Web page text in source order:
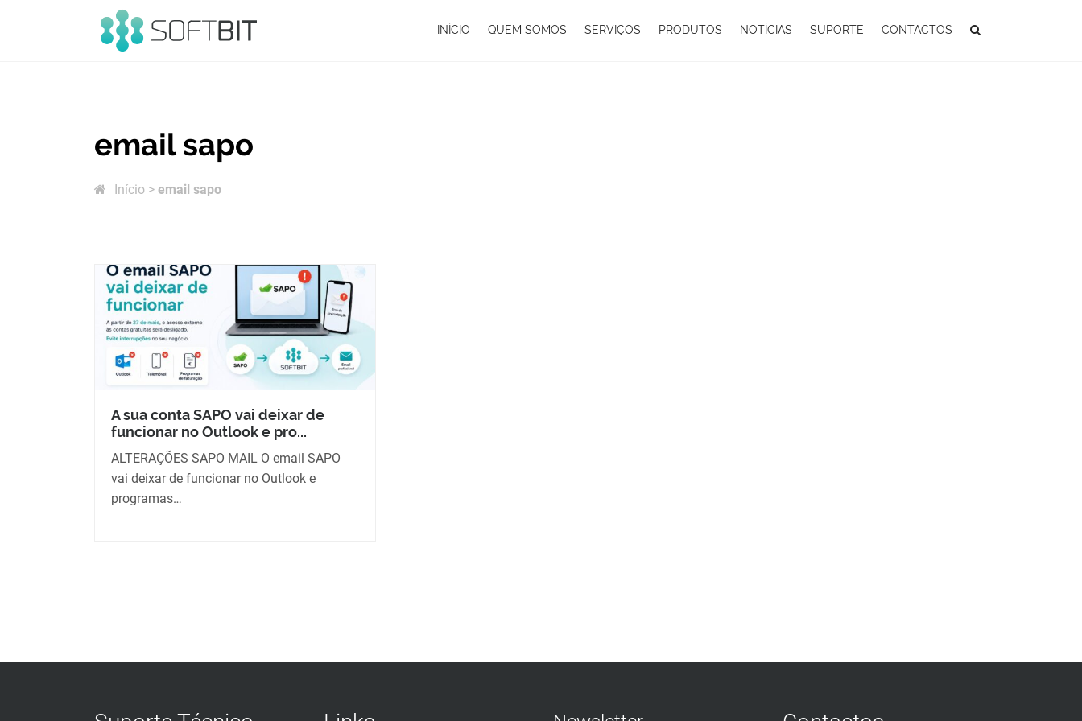
Inovação
INÍCIO QUEM SOMOS SERVIÇOS PRODUTOS NOTÍCIAS SUPORTE CONTACTOS
email sapo
Início > email sapo
A sua conta SAPO vai deixar de
funcionar no Outlook e pro...
ALTERAÇÕES SAPO MAIL O email SAPO
vai deixar de funcionar no Outlook e
programas…